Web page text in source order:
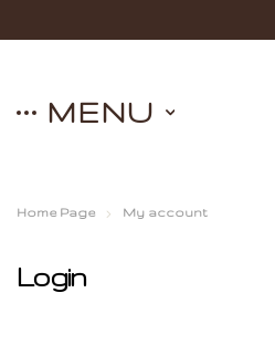
MENU
Home Page My account
Login